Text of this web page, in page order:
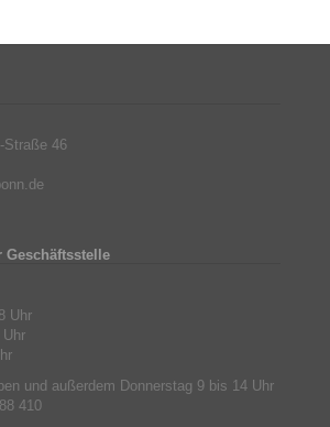
Straße 46
Geschäftsstelle
Uhr
und außerdem Donnerstag 9 bis 14 Uhr
410